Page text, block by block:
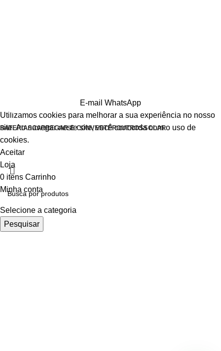
BATERIASCARREGAR E CONVERTEROUTROSSOLAR
E-mail WhatsApp
Utilizamos cookies para melhorar a sua experiência no nosso
site. Ao navegar neste site, você concorda com o uso de
cookies.
Aceitar
Selecione a categoria
Pesquisar
Loja
0 itens Carrinho
Minha conta